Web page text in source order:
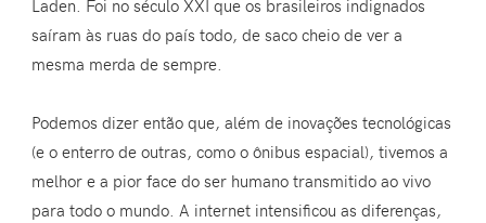
Laden. Foi no século XXI que os brasileiros indignados
saíram às ruas do país todo, de saco cheio de ver a
mesma merda de sempre.
Podemos dizer então que, além de inovações tecnológicas
(e o enterro de outras, como o ônibus espacial), tivemos a
melhor e a pior face do ser humano transmitido ao vivo
para todo o mundo. A internet intensificou as diferenças,